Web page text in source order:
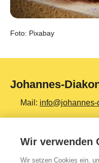
Foto: Pixabay
Johannes-
Mail:
Tel:06261 - 88-0
Wir verwenden
Wir setzen Cookies ein,